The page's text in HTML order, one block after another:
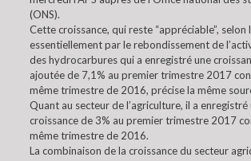
(ONS).
Cette croissance, qui reste “appréciable”, selon
essentiellement par le rebondissement de
des hydrocarbures qui a enregistré une
ajoutée de 7,1% au premier trimestre 2017
même trimestre de 2016, précise la même
Quant au secteur de l’agriculture, il a
croissance de 3% au premier trimestre 2017
même trimestre de 2016.
La combinaison de la croissance du secteur